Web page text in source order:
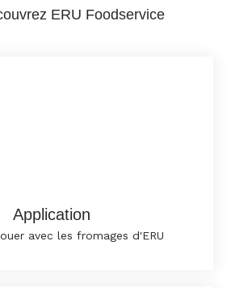
ERU Foodservice
Application
avec les fromages d'ERU